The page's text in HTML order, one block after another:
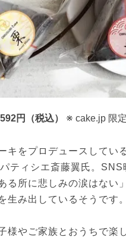
円（税込） ※ cake.jp 限
キをプロデュースしてい
ティシエ斎藤翼氏。
る所に悲しみの涙はない
生み出しているそうです。
様やご家族とおうちで楽